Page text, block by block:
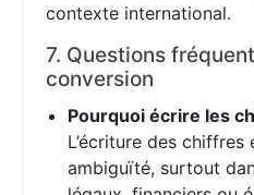
contexte international.
7. Questions
conversion
Pourquoi écrire les
L’écriture des
ambiguïté, surtout